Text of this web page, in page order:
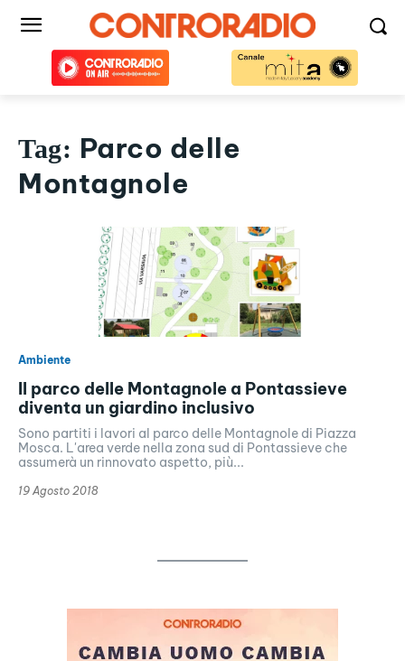
Tag: Parco delle
Montagnole
Ambiente
Il parco delle Montagnole a Pontassieve
diventa un giardino inclusivo
Sono partiti i lavori al parco delle Montagnole di Piazza
Mosca. L'area verde nella zona sud di Pontassieve che
assumerà un rinnovato aspetto, più...
19 Agosto 2018